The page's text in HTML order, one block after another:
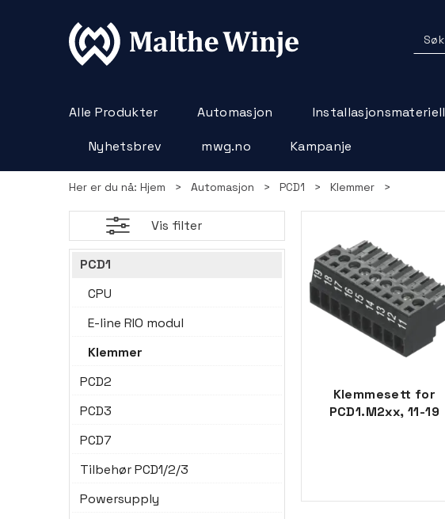
Alle Produkter Automasjon Installasjonsmateriell
Nyhetsbrev mwg.no Kampanje
Her er du nå: Hjem > Automasjon > PCD1 > Klemmer >
Vis filter
PCD1
CPU
E-line RIO modul
Klemmer
PCD2
PCD3
PCD7
Tilbehør PCD1/2/3
Powersupply
Klemmesett for
PCD1.M2xx, 11-19